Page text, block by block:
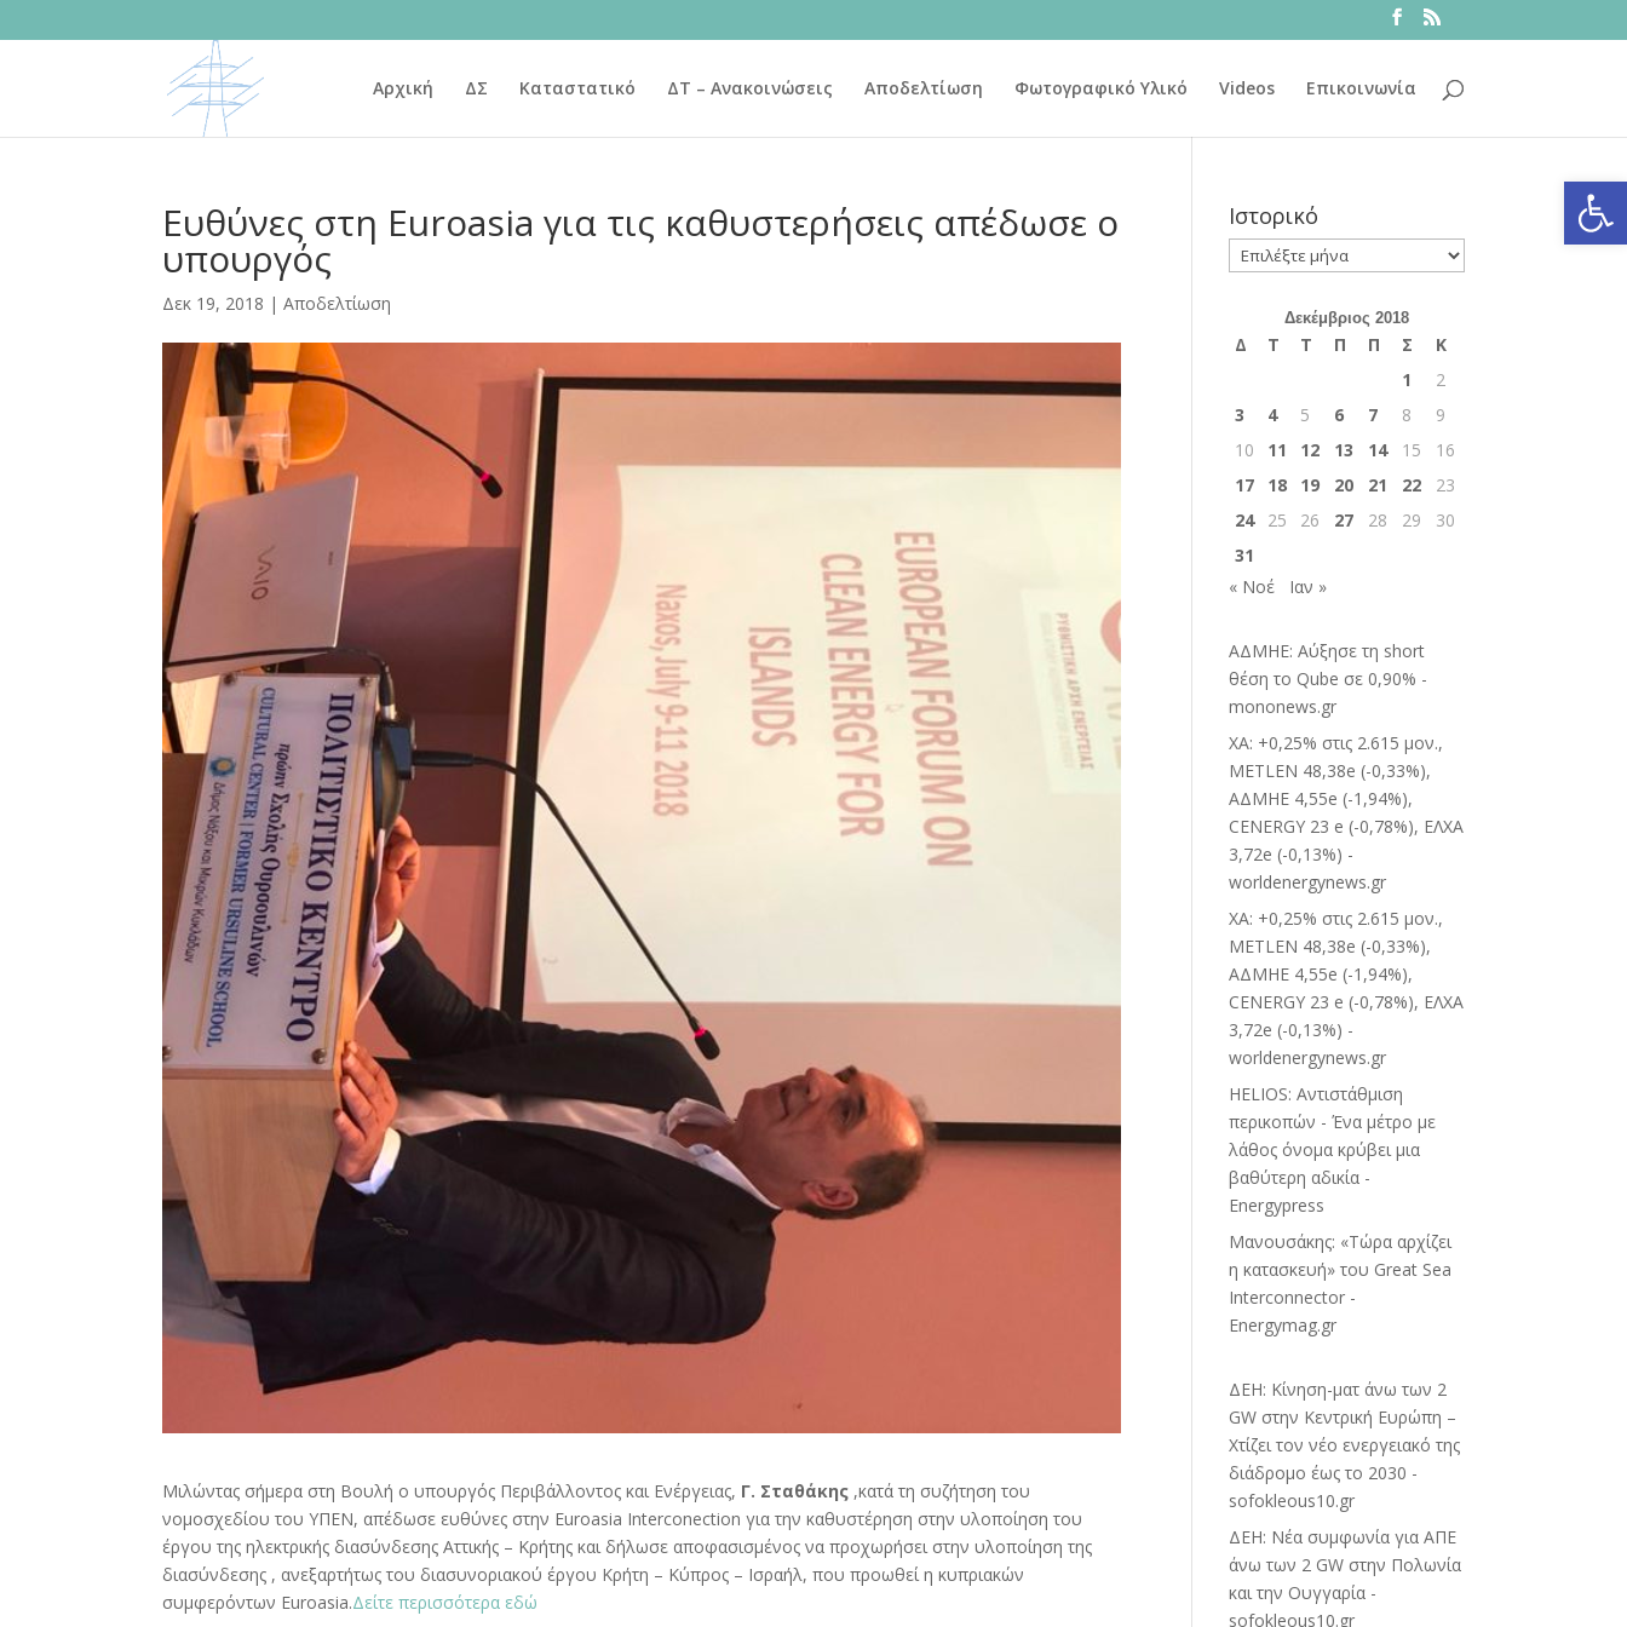
Αρχική ΔΣ Καταστατικό ΔΤ – Ανακοινώσεις Αποδελτίωση Φωτογραφικό Υλικό Videos Επικοινωνία
Ευθύνες στη Euroasia για τις καθυστερήσεις απέδωσε ο
υπουργός
Δεκ 19, 2018 |Αποδελτίωση
Μιλώντας σήμερα στη Βουλή ο υπουργός Περιβάλλοντος και Ενέργειας, Γ. Σταθάκης ,κατά τη συζήτηση του
νομοσχεδίου του ΥΠΕΝ, απέδωσε ευθύνες στην Euroasia Interconection για την καθυστέρηση στην υλοποίηση του
έργου της ηλεκτρικής διασύνδεσης Αττικής – Κρήτης και δήλωσε αποφασισμένος να προχωρήσει στην υλοποίηση της
διασύνδεσης , ανεξαρτήτως του διασυνοριακού έργου Κρήτη – Κύπρος – Ισραήλ, που προωθεί η κυπριακών
συμφερόντων Euroasia.Δείτε περισσότερα εδώ
Ιστορικό
Ιστορικό
Δεκέμβριος 2018
Δ Τ Τ Π Π Σ
Κ
1
2
3
4 5 6 7 8
9
10
11 12 13 14 15
16
17
18 19 20 21 22
23
24
25 26 27 28 29
30
31
« Νοέ
Ιαν »
ΑΔΜΗΕ: Αύξησε τη short
θέση το Qube σε 0,90% -
mononews.gr
ΧΑ: +0,25% στις 2.615 μον.,
METLEN 48,38e (-0,33%),
ΑΔΜΗΕ 4,55e (-1,94%),
CENERGY 23 e (-0,78%), ΕΛΧΑ
3,72e (-0,13%) -
worldenergynews.gr
ΧΑ: +0,25% στις 2.615 μον.,
METLEN 48,38e (-0,33%),
ΑΔΜΗΕ 4,55e (-1,94%),
CENERGY 23 e (-0,78%), ΕΛΧΑ
3,72e (-0,13%) -
worldenergynews.gr
HELIOS: Αντιστάθμιση
περικοπών - Ένα μέτρο με
λάθος όνομα κρύβει μια
βαθύτερη αδικία -
Energypress
Μανουσάκης: «Τώρα αρχίζει
η κατασκευή» του Great Sea
Interconnector -
Energymag.gr
ΔΕΗ: Κίνηση-ματ άνω των 2
GW στην Κεντρική Ευρώπη –
Χτίζει τον νέο ενεργειακό της
διάδρομο έως το 2030 -
sofokleous10.gr
ΔΕΗ: Νέα συμφωνία για ΑΠΕ
άνω των 2 GW στην Πολωνία
και την Ουγγαρία -
sofokleous10.gr